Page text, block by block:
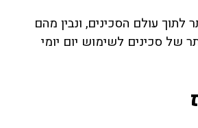
לתוך עולם הסכינים, ונבין מהם
של סכינים לשימוש יום יומי